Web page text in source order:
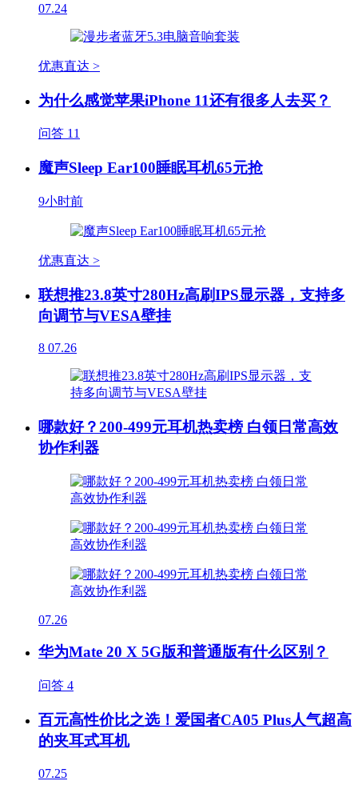
07.24
优惠直达 >
为什么感觉苹果iPhone 11还有很多人去买？
问答 11
魔声Sleep Ear100睡眠耳机65元抢
9小时前
优惠直达 >
联想推23.8英寸280Hz高刷IPS显示器，支持多
向调节与VESA壁挂
8 07.26
哪款好？200-499元耳机热卖榜 白领日常高效
协作利器
07.26
华为Mate 20 X 5G版和普通版有什么区别？
问答 4
百元高性价比之选！爱国者CA05 Plus人气超高
的夹耳式耳机
07.25